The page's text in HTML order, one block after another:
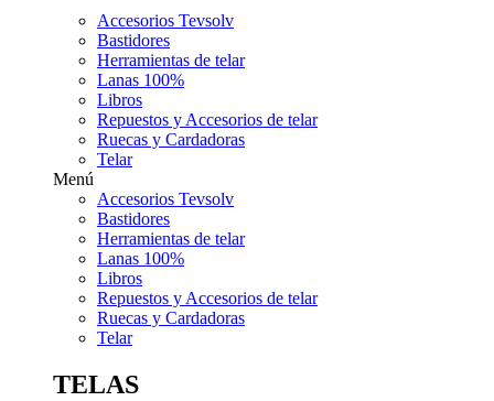
Accesorios Tevsolv
Bastidores
Herramientas de telar
Lanas 100%
Libros
Repuestos y Accesorios de telar
Ruecas y Cardadoras
Telar
Menú
Accesorios Tevsolv
Bastidores
Herramientas de telar
Lanas 100%
Libros
Repuestos y Accesorios de telar
Ruecas y Cardadoras
Telar
TELAS